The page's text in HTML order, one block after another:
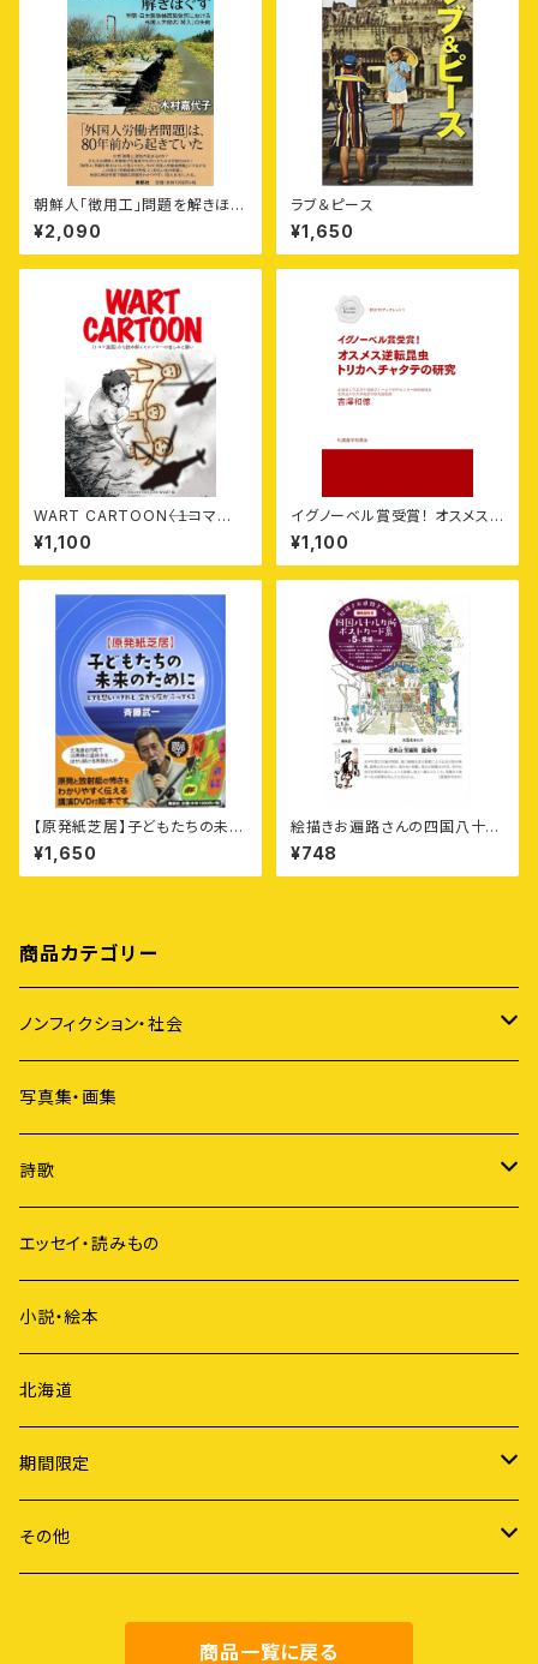
朝鮮人「徴用工」問題を解きほぐ
す——室蘭・日本製鉄輪西製鉄
所における外国人労働者「移
入」の失敗
¥2,090
ラブ＆ピース
¥1,650
WART CARTOON⸺〈１コマ
漫画〉から読み解くミャンマーの
苦しみと願い
¥1,100
イグノーベル賞受賞！ オスメス
逆転昆虫トリカヘチャタテの研
究
¥1,100
【原発紙芝居】子どもたちの未来
のために——とても悲しいけれ
ど空から灰がふってくる
¥1,650
絵描きお遍路さんの四国八十八
カ所御朱印付きポストカード集
〈第5集〉愛媛11カ寺
¥748
商品カテゴリー
ノンフィクション・社会
アイヌ
原発
ジェンダー
歴史
国際社会
ライフスタイル
労働
写真集・画集
詩歌
短歌
俳句
詩
エッセイ・読みもの
小説・絵本
北海道
期間限定
謝恩セール
その他
商品一覧に戻る